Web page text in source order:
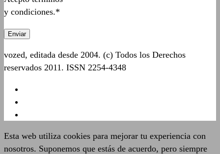
y condiciones.*
vozed, editada desde 2004. (c) Todos los Derechos
reservados 2011. ISSN 2254-4348
Esta web utiliza cookies para mejorar tu experiencia con
nosotros. Suponemos que estás de acuerdo, pero siempre